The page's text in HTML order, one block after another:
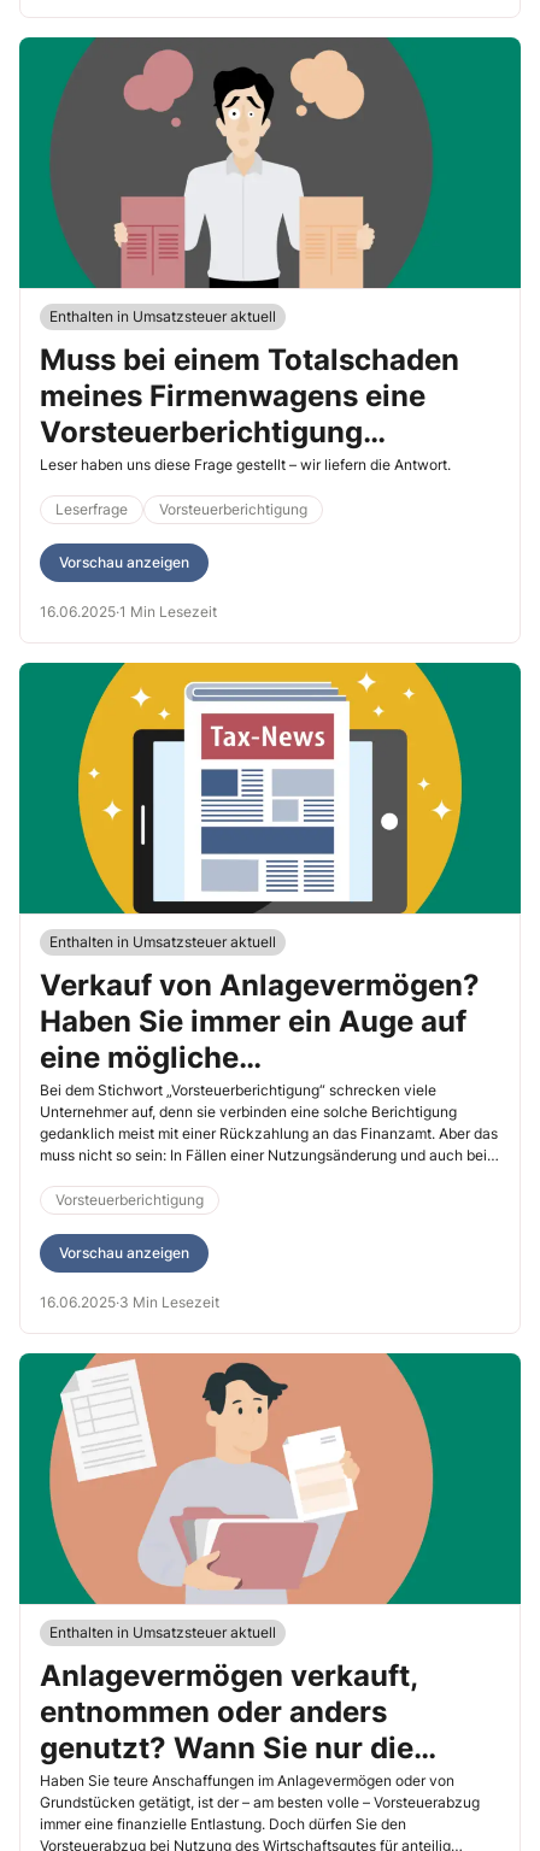
Enthalten in Umsatzsteuer aktuell
Muss bei einem Totalschaden
meines Firmenwagens eine
Vorsteuerberichtigung
vorgenommen werden?
Leser haben uns diese Frage gestellt – wir liefern die Antwort.
Leserfrage Vorsteuerberichtigung
Vorschau anzeigen
16.06.2025·1 Min Lesezeit
Enthalten in Umsatzsteuer aktuell
Verkauf von Anlagevermögen?
Haben Sie immer ein Auge auf
eine mögliche
Vorsteuerberichtigung
Bei dem Stichwort „Vorsteuerberichtigung“ schrecken viele
Unternehmer auf, denn sie verbinden eine solche Berichtigung
gedanklich meist mit einer Rückzahlung an das Finanzamt. Aber das
muss nicht so sein: In Fällen einer Nutzungsänderung und auch bei
Vorsteuerberichtigung notwendig werden und sogar zu Ihren
Gunsten erfolgen. Erfahren Sie hier, was Sie zu einer
Vorsteuerberichtigung bei Wirtschaftsgütern des Anlagevermögens
beachten müssen.
Vorsteuerberichtigung
Vorschau anzeigen
16.06.2025·3 Min Lesezeit
Enthalten in Umsatzsteuer aktuell
Anlagevermögen verkauft,
entnommen oder anders
genutzt? Wann Sie nur die
Vorsteuer berichtigen müssen
Haben Sie teure Anschaffungen im Anlagevermögen oder von
Grundstücken getätigt, ist der – am besten volle – Vorsteuerabzug
immer eine finanzielle Entlastung. Doch dürfen Sie den
Vorsteuerabzug bei Nutzung des Wirtschaftsgutes für anteilig